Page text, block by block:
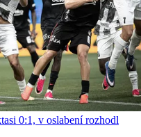
0:1, v oslabení rozhodl